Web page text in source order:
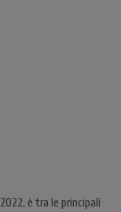
è tra le principali